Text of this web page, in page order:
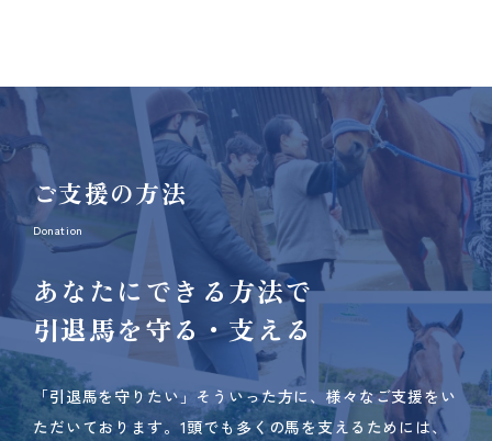
ご支援の方法
Donation
あなたにできる方法で
引退馬を守る・支える
「引退馬を守りたい」そういった方に、様々なご支援をい
ただいております。 1頭でも多くの馬を支えるためには、